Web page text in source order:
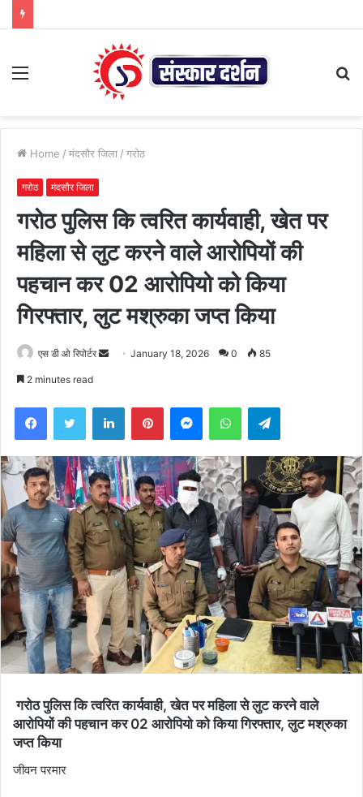
Menu
Home / मंदसौर जिला / गरोठ
गरोठ मंदसौर जिला
गरोठ पुलिस कि त्वरित कार्यवाही, खेत पर
महिला से लुट करने वाले आरोपियों की
पहचान कर 02 आरोपियो को किया
गिरफ्तार, लुट मश्रुका जप्त किया
एस डी ओ रिपोर्टर
Send January 18, 2026 0 85
2 minutes read
FacebookTwitter LinkedInPinterestMessengerWhatsAppTelegram
गरोठ पुलिस कि त्वरित कार्यवाही, खेत पर महिला से लुट करने वाले
आरोपियों की पहचान कर 02 आरोपियो को किया गिरफ्तार, लुट मश्रुका
जप्त किया
जीवन परमार